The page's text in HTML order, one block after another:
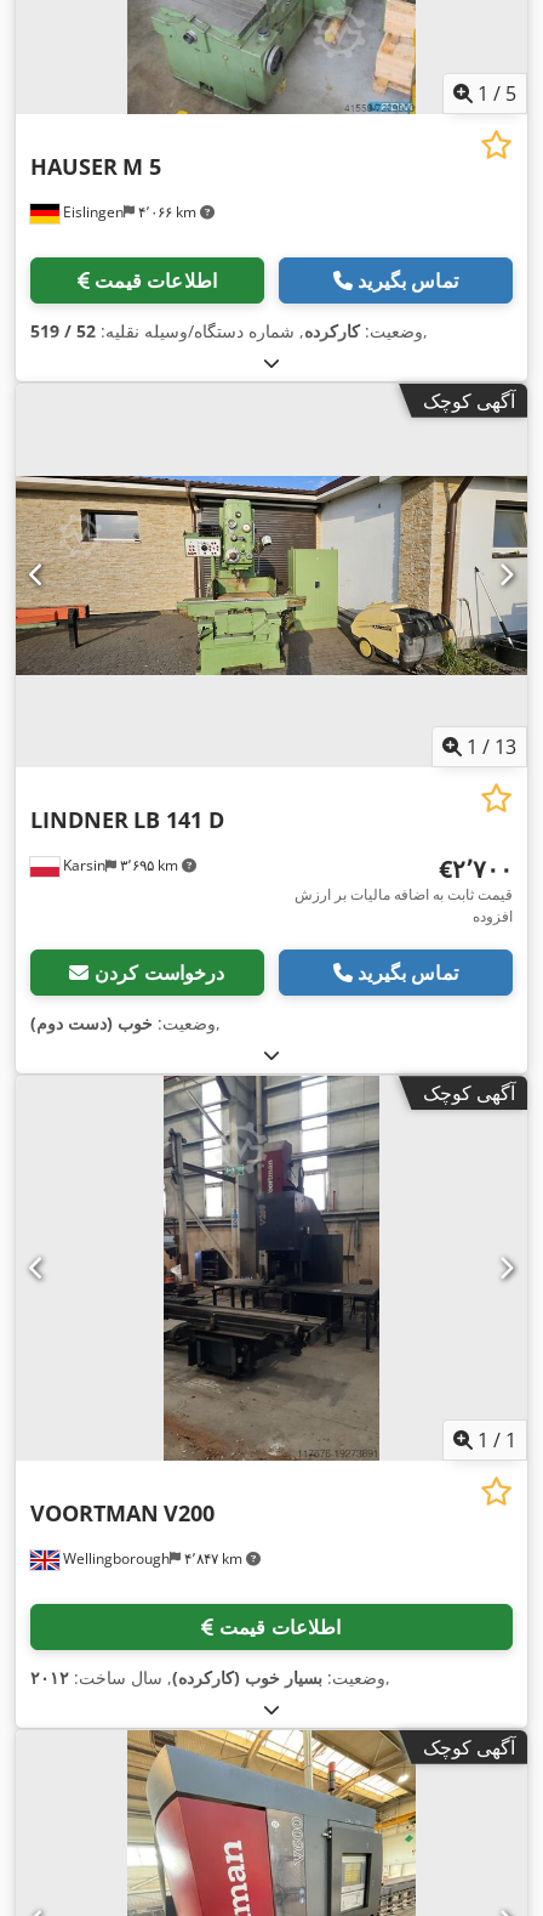
1 / 5
Eislingen ۴٬۰۶۶ km
HAUSER M 5
اطلاعات قیمت تماس بگیرید
وضعیت:کارکرده, شماره دستگاه/وسیله نقلیه: 52 / 519 ,
آگهی کوچک
1 / 13
Karsin ۳٬۶۹۵ km
LINDNER LB 141 D
‎€۲٬۷۰۰
قیمت ثابت به اضافه مالیات بر ارزش
افزوده
درخواست کردن تماس بگیرید
وضعیت: خوب (دست دوم) ,
آگهی کوچک
1 / 1
Wellingborough ۴٬۸۴۷ km
VOORTMAN V200
اطلاعات قیمت
وضعیت: بسیار خوب (کارکرده), سال ساخت: ۲۰۱۲ ,
آگهی کوچک